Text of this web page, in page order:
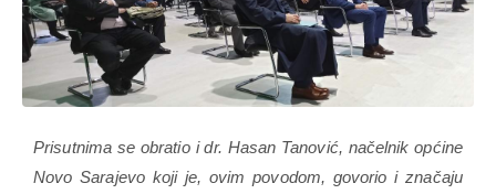
Prisutnima se obratio i dr. Hasan Tanović, načelnik općine
Novo Sarajevo koji je, ovim povodom, govorio i značaju